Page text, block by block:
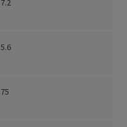
7.2
5.6
75